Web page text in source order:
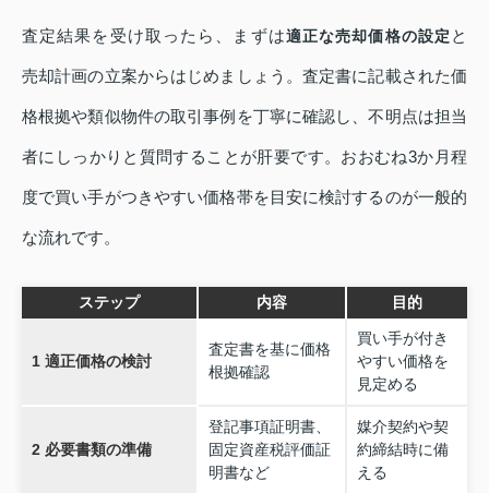
査定結果を受け取ったら、まずは適正な売却価格の設定 と
売却計画の立案からはじめましょう。査定書に記載された価
格根拠や類似物件の取引事例を丁寧に確認し、不明点は担当
者にしっかりと質問することが肝要です。おおむね3か月程
度で買い手がつきやすい価格帯を目安に検討するのが一般的
な流れです。
ステップ 内容 目的
1 適正価格の検討
査定書を基に価格
根拠確認
買い手が付き
やすい価格を
見定める
2 必要書類の準備
登記事項証明書、
固定資産税評価証
明書など
媒介契約や契
約締結時に備
える